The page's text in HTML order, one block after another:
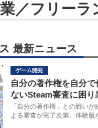
／フリー
最新ニュース
ゲーム開発
自分の著作権を自分
ないSteam審査に困り
「自分の著作権」との戦い
よる審査が完了次第、体験版